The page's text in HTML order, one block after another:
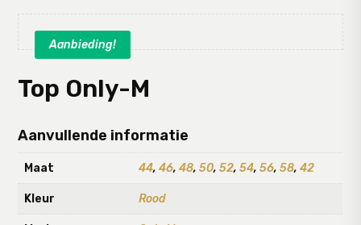
Aanbieding!
Top Only-M
Aanvullende informatie
Maat 44,46,48,50,52,54,56,58,42
Kleur Rood